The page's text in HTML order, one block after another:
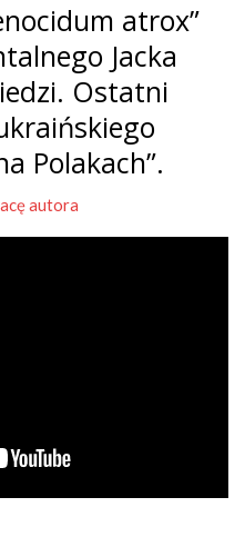
atrox”
Jacka
Ostatni
Polakach”.
autora